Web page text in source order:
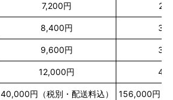
7,200円
8,400円
9,600円
12,000円
40,000円（税別・配送料込） 156,000円（